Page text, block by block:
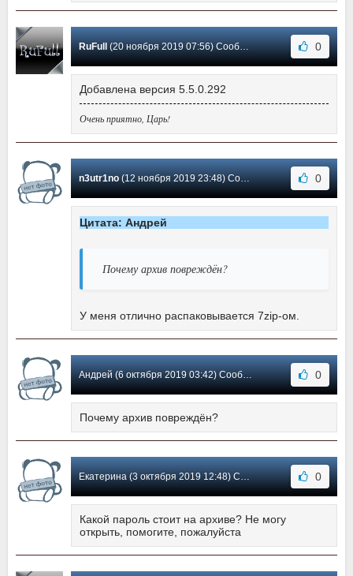
RuFull(20 ноября 2019 07:56) Сообщение #21 0
Добавлена версия 5.5.0.292
Очень приятно, Царь!
n3utr1no(12 ноября 2019 23:48) Сообщение #20 0
Цитата: Андрей
Почему архив повреждён?
У меня отлично распаковывается 7zip-ом.
Андрей (6 октября 2019 03:42) Сообщение #19 0
Почему архив повреждён?
Екатерина (3 октября 2019 12:48) Сообщение #18 0
Какой пароль стоит на архиве? Не могу
открыть, помогите, пожалуйста